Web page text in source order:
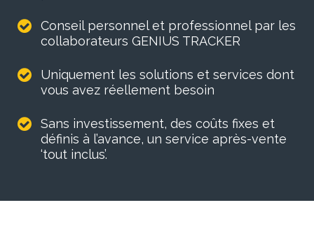
Conseil personnel et professionnel par les
collaborateurs GENIUS TRACKER
Uniquement les solutions et services dont
vous avez réellement besoin
Sans investissement, des coûts fixes et
définis à l’avance, un service après-vente
‘tout inclus’.